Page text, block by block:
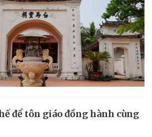
để tôn giáo đồng hành cùng